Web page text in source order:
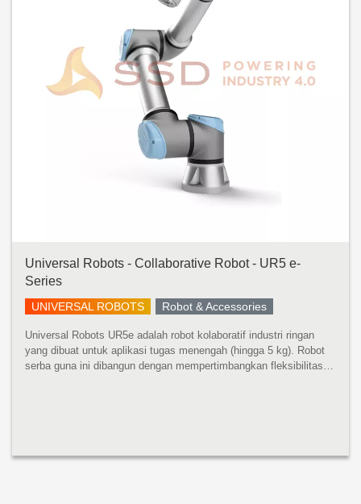
Universal Robots - Collaborative Robot - UR5 e-
Series
UNIVERSAL ROBOTS Robot & Accessories
Universal Robots UR5e adalah robot kolaboratif industri ringan
yang dibuat untuk aplikasi tugas menengah (hingga 5 kg). Robot
serba guna ini dibangun dengan mempertimbangkan fleksibilitas